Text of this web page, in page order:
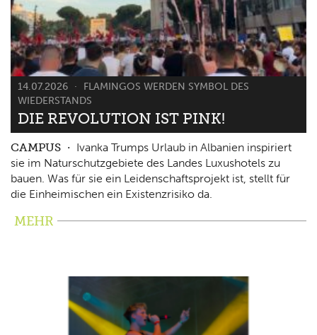
14.07.2026
FLAMINGOS WERDEN SYMBOL DES
WIEDERSTANDS
DIE REVOLUTION IST PINK!
CAMPUS
Ivanka Trumps Urlaub in Albanien inspiriert
sie im Naturschutzgebiete des Landes Luxushotels zu
bauen. Was für sie ein Leidenschaftsprojekt ist, stellt für
die Einheimischen ein Existenzrisiko da.
MEHR